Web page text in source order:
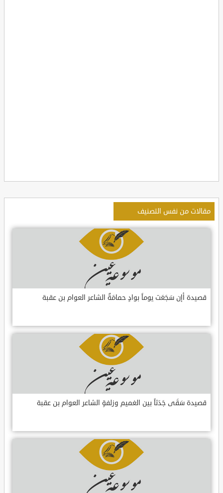
مقالات من نفس التصنيف
قصيدة أإن سَجَعَت يوماً بوادٍ حمامَةٌ الشاعر العوام بن عقبة
قصيدة سَقَى جَدَثاً بين الغميم وزلفةٍ الشاعر العوام بن عقبة